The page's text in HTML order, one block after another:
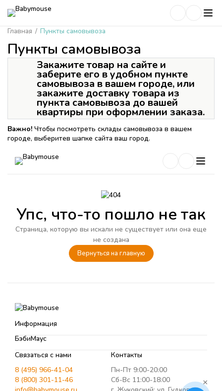
Главная / Пункты самовывоза
Пункты самовывоза
Закажите товар на сайте и
заберите его в удобном пункте
самовывоза в вашем городе, или
закажите доставку товара из
пункта самовывоза до вашей
квартиры при оформлении заказа.
Важно! Чтобы посмотреть склады самовывоза в вашем
городе, выберитев шапке сайта ваш город.